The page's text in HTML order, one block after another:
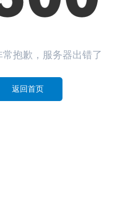
常抱歉，服务器出错了
返回首页